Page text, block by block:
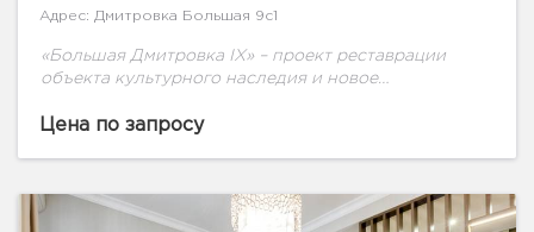
Адрес: Дмитровка Большая 9с1
«Большая Дмитровка IX» – проект реставрации
объекта культурного наследия и новое
территории расположены особняки с
Цена по запросу